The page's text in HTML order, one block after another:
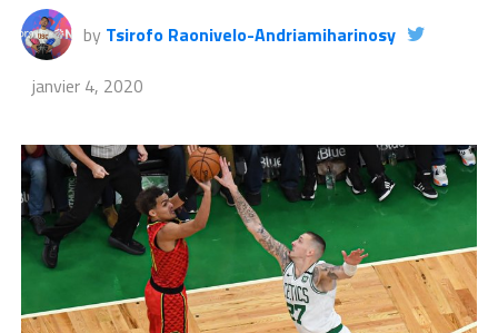
by Tsirofo Raonivelo-Andriamiharinosy
janvier 4, 2020